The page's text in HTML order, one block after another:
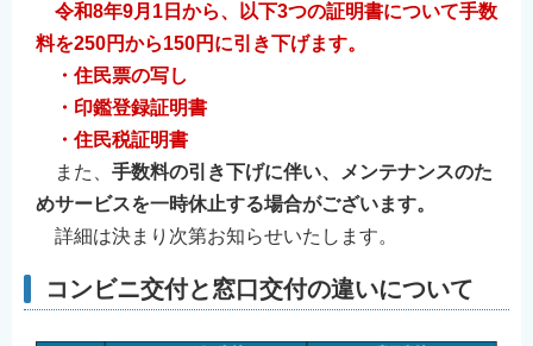
令和8年9月1日から、以下3つの証明書について手数
料を250円から150円に引き下げます。
・住民票の写し
・印鑑登録証明書
・住民税証明書
また、 手数料の引き下げに伴い、メンテナンスのた
めサービスを一時休止する場合がございます。
詳細は決まり次第お知らせいたします。
コンビニ交付と窓口交付の違いについて
繁體中文
Filipino